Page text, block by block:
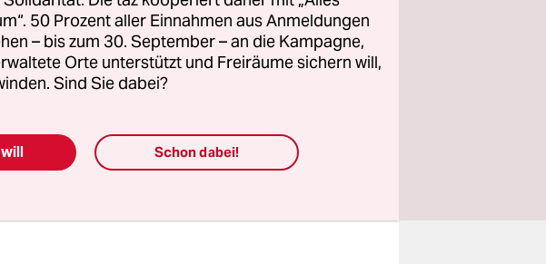
50 Prozent aller Einnahmen aus Anmeldungen
– bis zum 30. September – an die Kampagne,
Orte unterstützt und Freiräume sichern will,
Sind Sie dabei?
Schon dabei!